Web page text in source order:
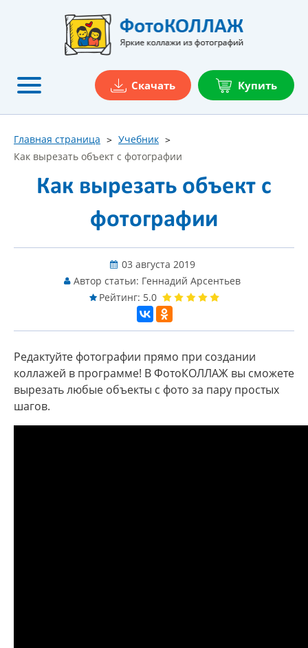
Купить
Скачать
Главная страница
Учебник
Как вырезать объект с фотографии
Как вырезать объект с
фотографии
03 августа 2019
Автор статьи: Геннадий Арсентьев
Рейтинг: 5.0
Редактуйте фотографии прямо при создании
коллажей в программе! В ФотоКОЛЛАЖ вы сможете
вырезать любые объекты с фото за пару простых
шагов.